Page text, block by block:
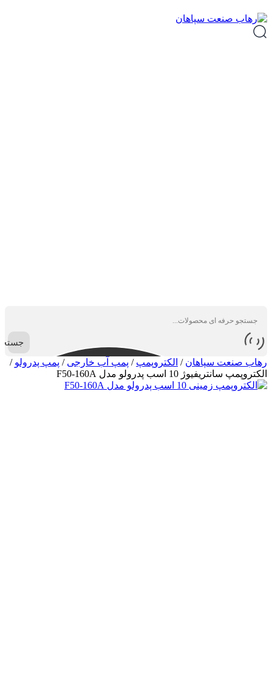
رهاب صنعت سپاهان / الکتروپمپ / پمپ آب خارجی / پمپ پدرولو /
الکتروپمپ سانتریفیوژ 10 اسب پدرولو مدل F50-160A